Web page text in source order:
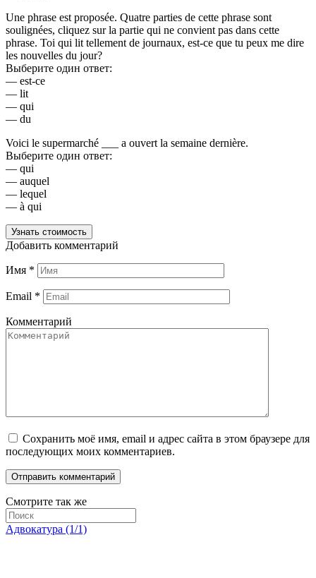
Une phrase est proposée. Quatre parties de cette phrase sont
soulignées, cliquez sur la partie qui ne convient pas dans cette
phrase. Toi qui lit tellement de journaux, est-ce que tu peux me dire
les nouvelles du jour?
Выберите один ответ:
— est-ce
— lit
— qui
— du
Voici le supermarché ___ a ouvert la semaine dernière.
Выберите один ответ:
— qui
— auquel
— lequel
— à qui
Узнать стоимость
Добавить комментарий
Имя *
Email *
Комментарий
Сохранить моё имя, email и адрес сайта в этом браузере для
последующих моих комментариев.
Смотрите так же
Адвокатура (1/1)